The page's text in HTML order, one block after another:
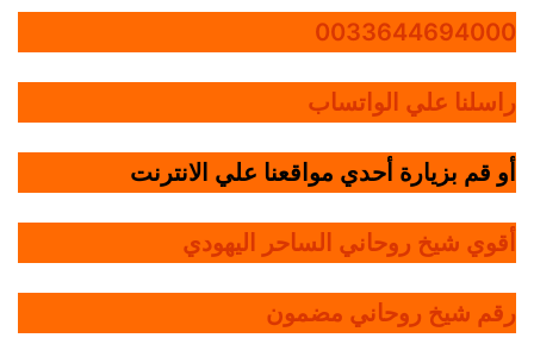
0033644694000
راسلنا علي الواتساب
أو قم بزيارة أحدي مواقعنا علي الانترنت
أقوي شيخ روحاني الساحر اليهودي
رقم شيخ روحاني مضمون